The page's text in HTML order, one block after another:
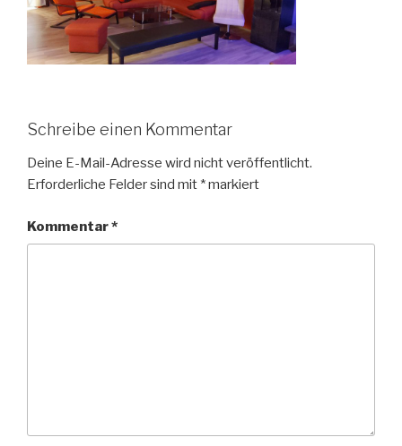
Schreibe einen Kommentar
Deine E-Mail-Adresse wird nicht veröffentlicht.
Erforderliche Felder sind mit *markiert
Kommentar*